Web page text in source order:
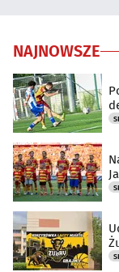
NAJNOWSZE